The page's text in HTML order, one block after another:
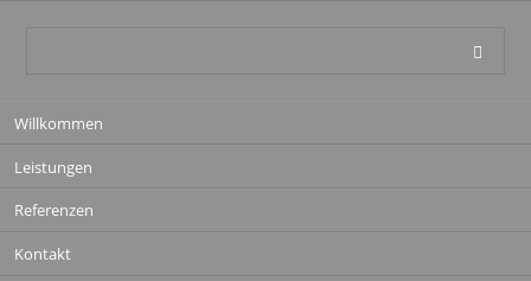
überspringen
Willkommen
Leistungen
Referenzen
Kontakt